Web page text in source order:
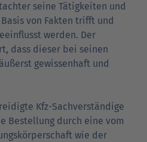
seine Tätigkeiten und
von Fakten trifft und
werden. Der
dass dieser bei seinen
gewissenhaft und
Kfz-Sachverständige
Bestellung durch eine vom
wie der